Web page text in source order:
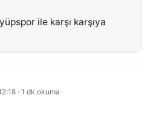
ile karşı karşıya
· 1 dk okuma